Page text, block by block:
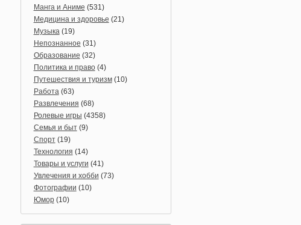
Манга и Аниме (531)
Медицина и здоровье (21)
Музыка(19)
Непознанное (31)
Образование (32)
Политика и право(4)
Путешествия и туризм(10)
Работа(63)
Развлечения (68)
Ролевые игры (4358)
Семья и быт(9)
Спорт(19)
Технология (14)
Товары и услуги (41)
Увлечения и хобби (73)
Фотографии (10)
Юмор(10)